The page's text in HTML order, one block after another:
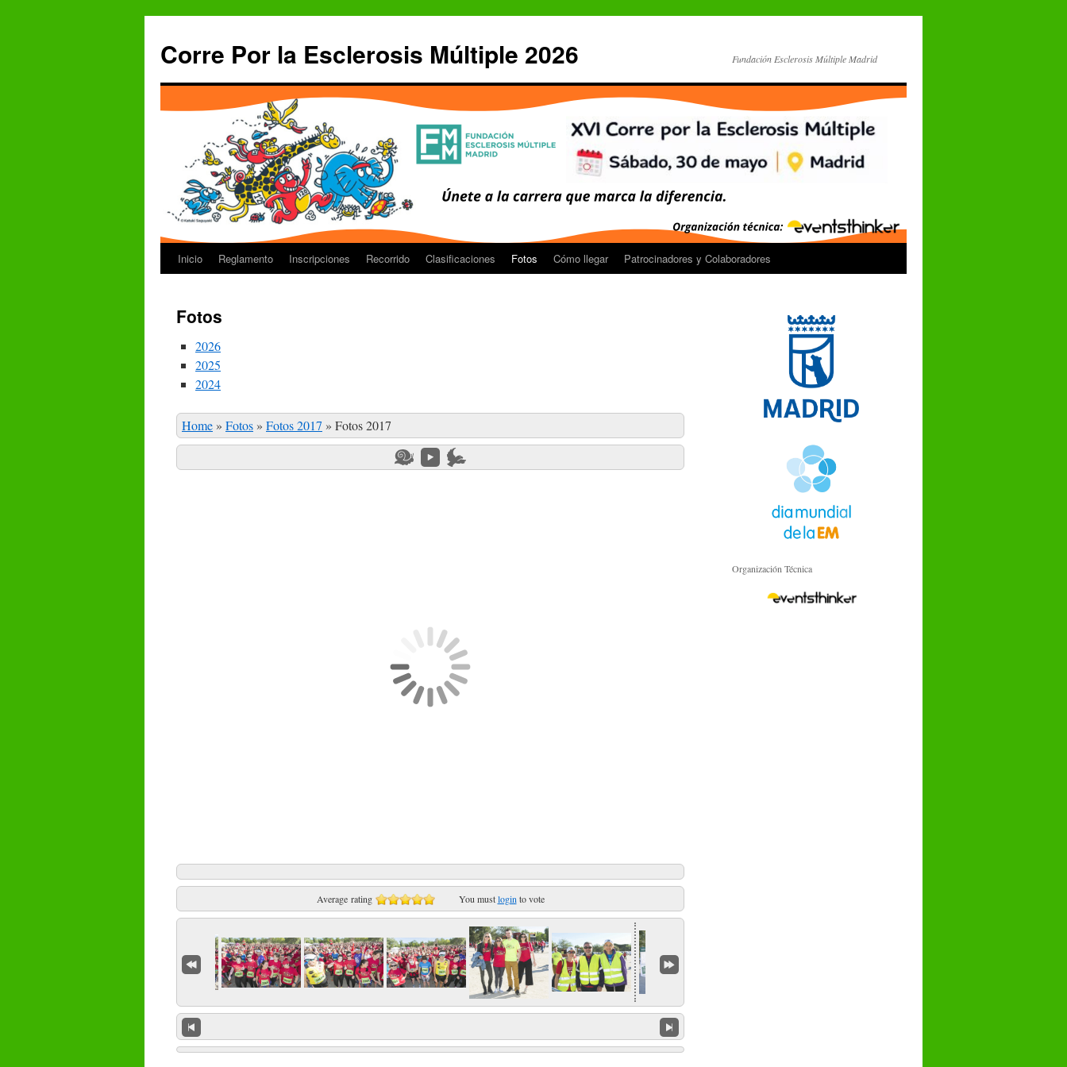
contenido
Corre Por la Esclerosis Múltiple 2026 Fundación Esclerosis Múltiple Madrid
Inicio Reglamento Inscripciones Recorrido Clasificaciones Fotos Cómo llegar Patrocinadores y Colaboradores
Fotos
2026
2025
2024
Home » Fotos » Fotos 2017 » Fotos 2017
Average rating You mustlogin to vote
Organización Técnica